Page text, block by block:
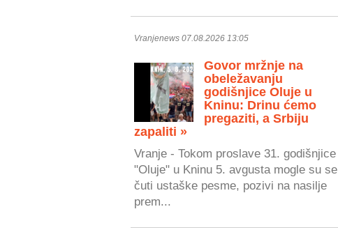
Vranjenews 07.08.2026 13:05
Govor mržnje na
obeležavanju
godišnjice Oluje u
Kninu: Drinu ćemo
pregaziti, a Srbiju
zapaliti »
Vranje - Tokom proslave 31. godišnjice
"Oluje" u Kninu 5. avgusta mogle su se
čuti ustaške pesme, pozivi na nasilje
prem...